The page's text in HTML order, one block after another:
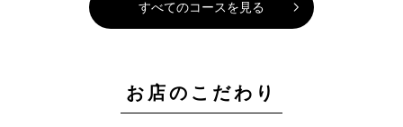
すべてのコースを見る
お店のこだわり